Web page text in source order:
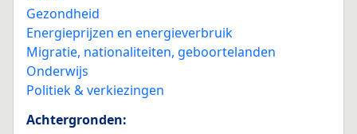
Gezondheid
Energieprijzen en energieverbruik
Migratie, nationaliteiten, geboortelanden
Onderwijs
Politiek & verkiezingen
Achtergronden: